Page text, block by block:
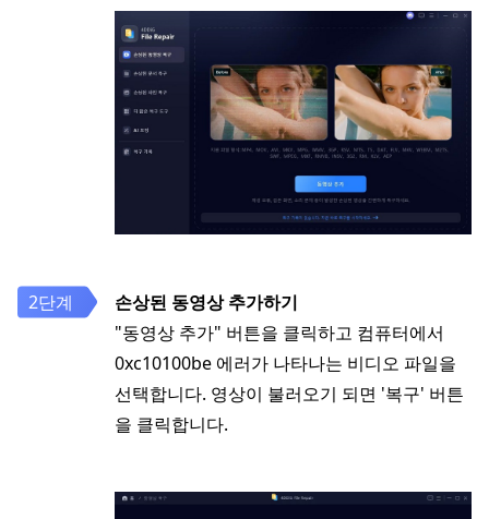
손상된 동영상 추가하기
"동영상 추가" 버튼을 클릭하고 컴퓨터에서
0xc10100be 에러가 나타나는 비디오 파일을
선택합니다. 영상이 불러오기 되면 '복구' 버튼
을 클릭합니다.